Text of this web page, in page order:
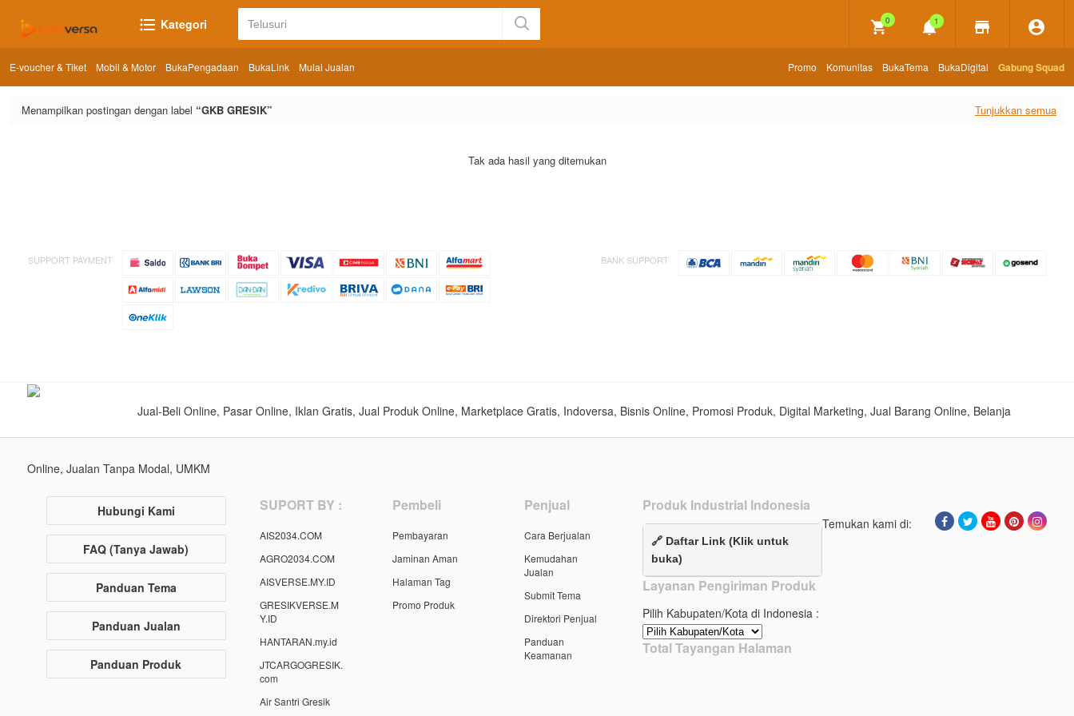
Kategori 0 1
E-voucher & Tiket Mobil & Motor BukaPengadaan BukaLink Mulai Jualan Promo Komunitas BukaTema BukaDigital Gabung Squad
Menampilkan postingan dengan label GKB GRESIK Tunjukkan semua
Tak ada hasil yang ditemukan
SUPPORT PAYMENT BANK SUPPORT
Jual-Beli Online, Pasar Online, Iklan Gratis, Jual Produk Online, Marketplace Gratis, Indoversa, Bisnis Online, Promosi Produk, Digital Marketing, Jual Barang Online, Belanja
Online, Jualan Tanpa Modal, UMKM
Temukan kami di:
Hubungi Kami
FAQ (Tanya Jawab)
Panduan Tema
Panduan Jualan
Panduan Produk
SUPORT BY :
AIS2034.COM
AGRO2034.COM
AISVERSE.MY.ID
GRESIKVERSE.M
Y.ID
HANTARAN.my.id
JTCARGOGRESIK.
com
Air Santri Gresik
Pembeli
Pembayaran
Jaminan Aman
Halaman Tag
Promo Produk
Penjual
Cara Berjualan
Kemudahan
Jualan
Submit Tema
Direktori Penjual
Panduan
Keamanan
Produk Industrial Indonesia
🔗 Daftar Link (Klik untuk
buka)
Layanan Pengiriman Produk
Pilih Kabupaten/Kota di Indonesia :
Total Tayangan Halaman